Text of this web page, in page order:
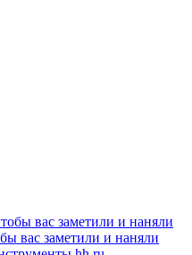
вас заметили и наняли